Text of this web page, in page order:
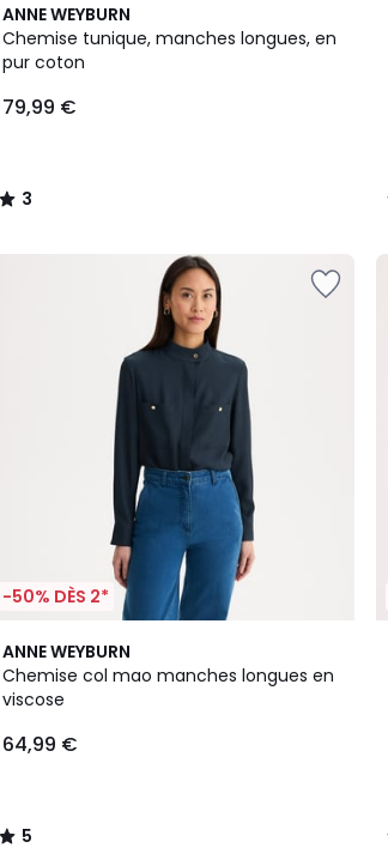
ANNE WEYBURN
Chemise tunique, manches longues, en
pur coton
79,99 €
3
/
5
3
/
-50% DÈS 2*
ANNE WEYBURN
Chemise col mao manches longues en
viscose
64,99 €
5
/
5
5
/